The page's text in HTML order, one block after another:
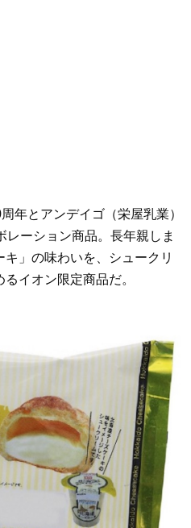
年とアンデイゴ（栄屋乳業）
ーション商品。長年親しま
」の味わいを、シュークリ
イオン限定商品だ。